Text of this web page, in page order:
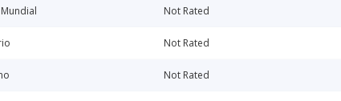
Not Rated
Not Rated
Not Rated